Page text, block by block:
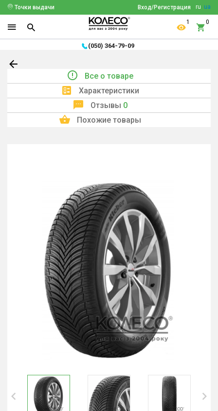
ru ua
Вход/Регистрация
Точки выдачи
1 0
(050) 364-79-09
Все о товаре
Характеристики
Отзывы 0
Похожие товары